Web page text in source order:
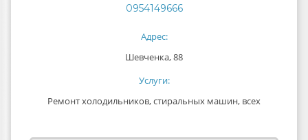
0954149666
Адрес:
Шевченка, 88
Услуги:
Ремонт холодильников, стиральных машин, всех